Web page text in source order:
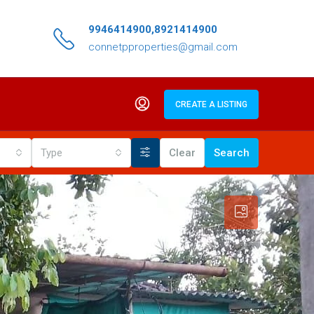
9946414900,8921414900
connetpproperties@gmail.com
CREATE A LISTING
Type Clear Search